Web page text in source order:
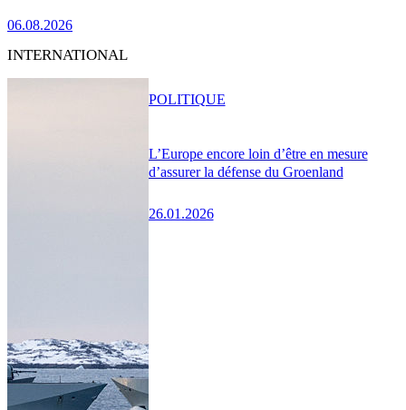
06.08.2026
INTERNATIONAL
L’Europe encore loin d’être en mesure
d’assurer la défense du Groenland
26.01.2026
POLITIQUE